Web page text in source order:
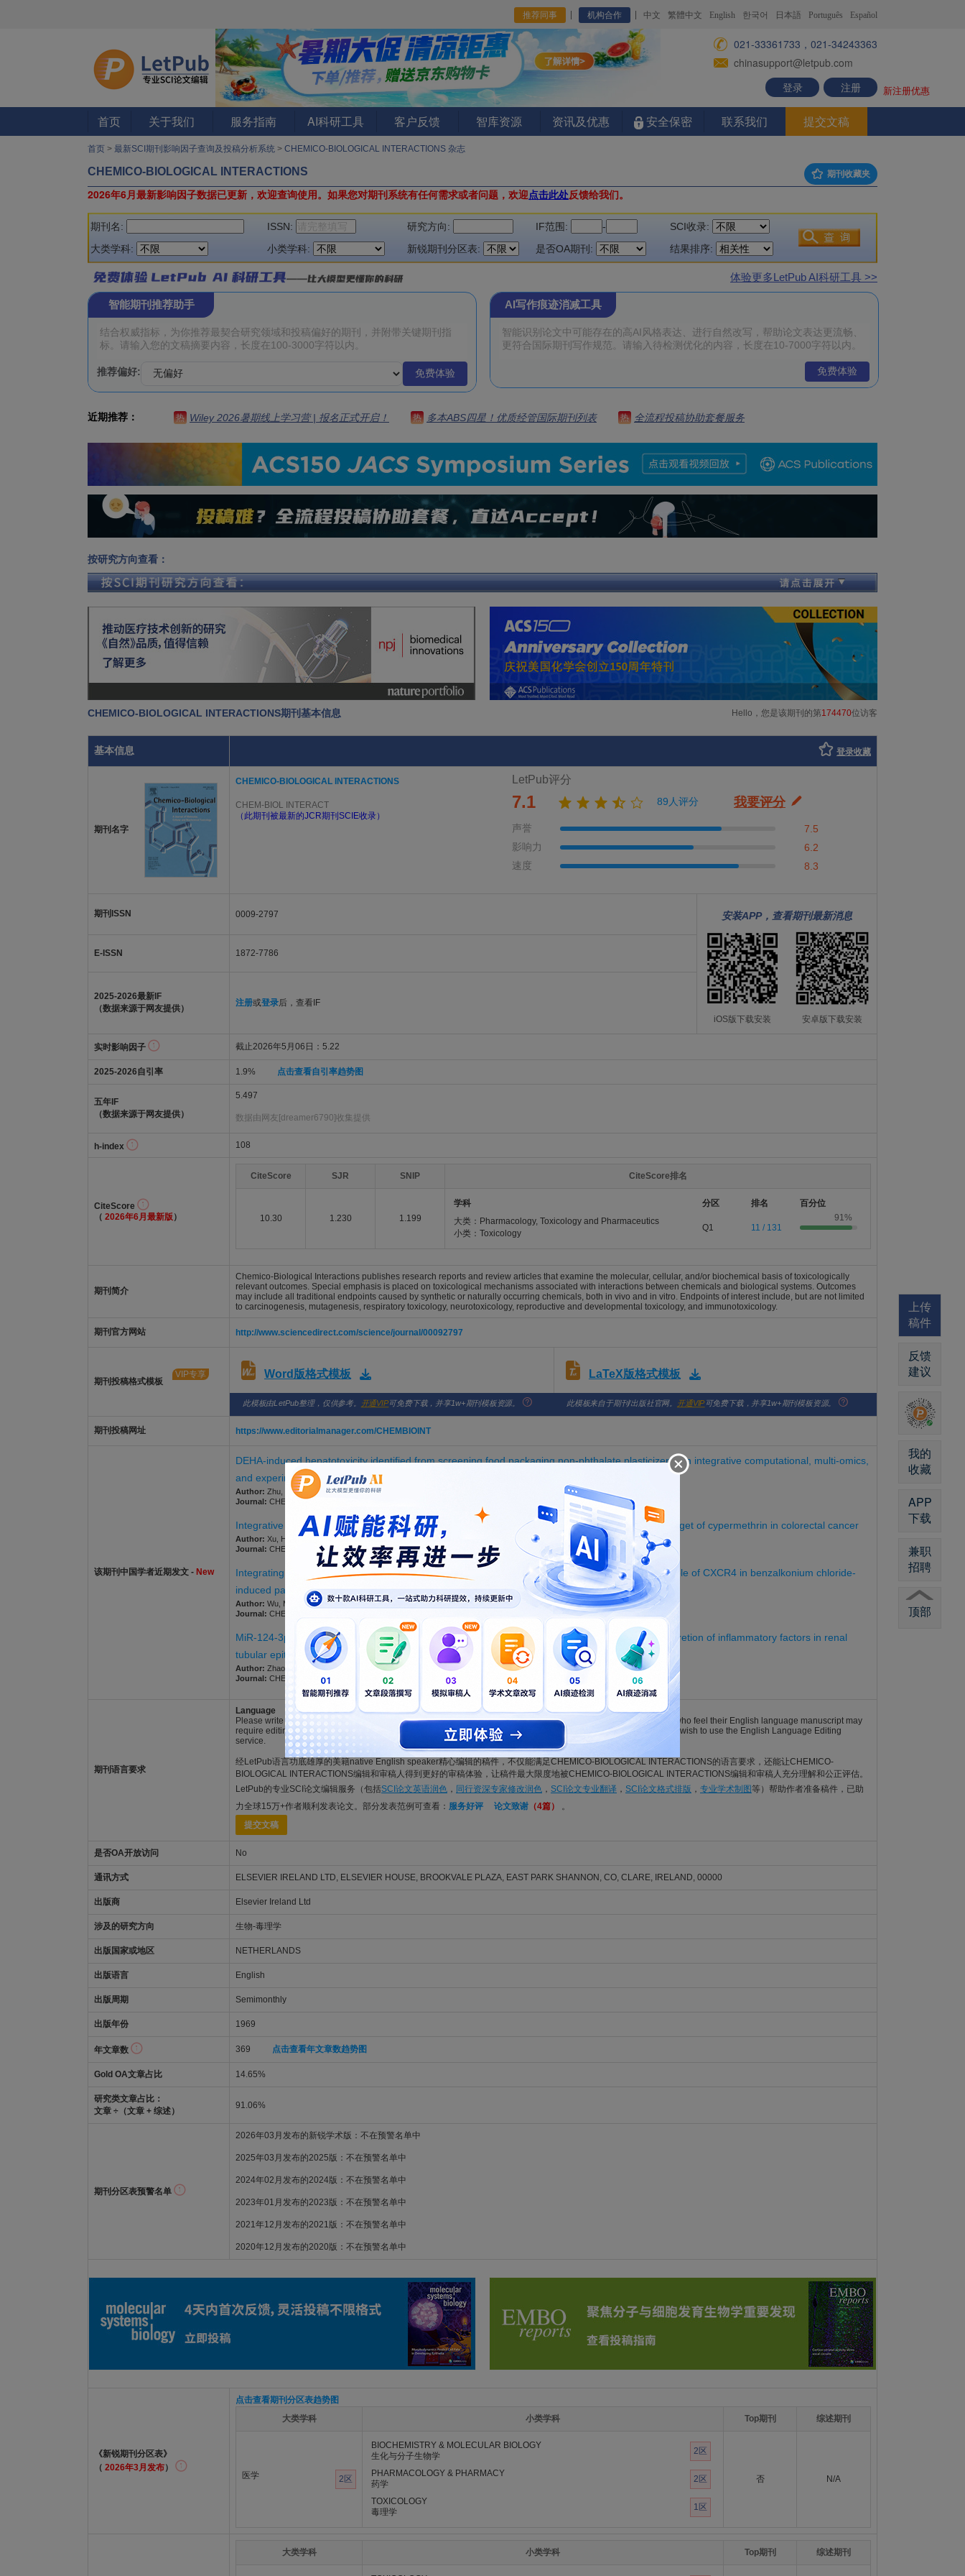
推荐同事 机构合作 中文 繁體中文 English 한국어 日本語 Português Español
021-33361733，021-34243363
chinasupport@letpub.com
登录
注册 新注册优惠
首页 关于我们 服务指南 AI科研工具 客户反馈 智库资源 资讯及优惠 安全保密 联系我们 提交文稿
首页 > 最新SCI期刊影响因子查询及投稿分析系统 > CHEMICO-BIOLOGICAL INTERACTIONS 杂志
CHEMICO-BIOLOGICAL INTERACTIONS 期刊收藏夹
2026年6月最新影响因子数据已更新，欢迎查询使用。 如果您对期刊系统有任何需求或者问题，欢迎点击此处反馈给我们。
期刊名: ISSN: 研究方向: IF范围: -
SCI收录:
大类学科:
小类学科: 新锐期刊分区表: 是否OA期刊: 结果排序:
体验更多LetPub AI科研工具 >>
智能期刊推荐助手
推荐偏好: 免费体验
AI写作痕迹消减工具
免费体验
近期推荐： 热 Wiley 2026暑期线上学习营 | 报名正式开启！ 热 多本ABS四星！优质经管国际期刊列表 热 全流程投稿协助套餐服务
按研究方向查看：
CHEMICO-BIOLOGICAL INTERACTIONS期刊基本信息 Hello，您是该期刊的第174470位访客
基本信息 登录收藏
期刊名字
CHEMICO-BIOLOGICAL INTERACTIONS
CHEM-BIOL INTERACT
（此期刊被最新的JCR期刊SCIE收录）
LetPub评分
7.1 89人评分 我要评分
声誉
7.5
影响力
6.2
速度
8.3
期刊ISSN 0009-2797 安装APP，查看期刊最新消息
iOS版下载安装 安卓版下载安装
E-ISSN 1872-7786
2025-2026最新IF
（数据来源于网友提供）
注册或登录后，查看IF
实时影响因子 截止2026年5月06日：5.22
2025-2026自引率 1.9% 点击查看自引率趋势图
五年IF
（数据来源于网友提供）
5.497
数据由网友[dreamer6790]收集提供
h-index 108
CiteScore
（ 2026年6月最新版 ）
CiteScore SJR SNIP CiteScore排名
10.30 1.230 1.199
学科 分区 排名
百分位
大类：Pharmacology, Toxicology and Pharmaceutics
小类：Toxicology
Q1 11 / 131
91%
期刊简介
Chemico-Biological Interactions publishes research reports and review articles that examine the molecular, cellular, and/or biochemical basis of toxicologically
relevant outcomes. Special emphasis is placed on toxicological mechanisms associated with interactions between chemicals and biological systems. Outcomes
may include all traditional endpoints caused by synthetic or naturally occurring chemicals, both in vivo and in vitro. Endpoints of interest include, but are not limited
to carcinogenesis, mutagenesis, respiratory toxicology, neurotoxicology, reproductive and developmental toxicology, and immunotoxicology.
期刊官方网站 http://www.sciencedirect.com/science/journal/00092797
期刊投稿格式模板
VIP专享 Word版格式模板 LaTeX版格式模板
此模板由LetPub整理，仅供参考。 开通VIP可免费下载，并享1w+期刊模板资源。 此模板来自于期刊/出版社官网。 开通VIP 可免费下载，并享1w+期刊模板资源。
期刊投稿网址 https://www.editorialmanager.com/CHEMBIOINT
该期刊中国学者近期发文 - New
DEHA-induced hepatotoxicity identified from screening food packaging non-phthalate plasticizers: An integrative computational, multi-omics,
and experimental exposure study
Author: Zhu, Yihao; Fu, Guixiang; Wang, Zhijie; Ding, Jin; Guo, Jianrong
Journal: CHEMICO-BIOLOGICAL INTERACTIONS. 2026; Vol. 436, Issue , pp. -. DOI: 10.1016/j.cbi.2026.112185
Integrative network toxicology and machine learning identify AKR1C3 as a candidate functional target of cypermethrin in colorectal cancer
Author: Xu, Houxi; Li, Xiaoxiao; Sun, Songxian; Wang, Xiaolong; Li, Yu
Journal: CHEMICO-BIOLOGICAL INTERACTIONS. 2026; Vol. 436, Issue , pp. -. DOI: 10.1016/j.cbi.2026.112183
Integrating network toxicology, molecular simulation and experimental validation to decipher the role of CXCR4 in benzalkonium chloride-
induced parakeratosis
Author: Wu, Mofan; Zhang, Shuai; Yan, Zhenyu; Yang, Jinfang; Yang, Huihui; Li, Jing; Huang, Zhenyao; Yuan, Jiali
Journal: CHEMICO-BIOLOGICAL INTERACTIONS. 2026; Vol. 436, Issue , pp. -. DOI: 10.1016/j.cbi.2026.112184
MiR-124-3p-regulated HMGB1 is involved in arsenic-induced renal fibrosis through promoting secretion of inflammatory factors in renal
tubular epithelial cells
Author: Zhao, Siqi; He, Lingling; Wang, Xiaohui; Xu, Shiqing; Yang, Miao; Hu, Xiuqian; Ma, Teng; Wang, Li; Li, Sheng
Journal: CHEMICO-BIOLOGICAL INTERACTIONS. 2026; Vol. 436, Issue , pp. -. DOI: 10.1016/j.cbi.2026.112176
期刊语言要求
Language
Please write your text in good English (American or British usage is accepted, but not a mixture of these). Authors who feel their English language manuscript may
require editing to eliminate possible grammatical or spelling errors and to conform to correct scientific English may wish to use the English Language Editing
service.
经LetPub语言功底雄厚的美籍native English speaker精心编辑的稿件，不仅能满足CHEMICO-BIOLOGICAL INTERACTIONS的语言要求，还能让CHEMICO-
BIOLOGICAL INTERACTIONS编辑和审稿人得到更好的审稿体验，让稿件最大限度地被CHEMICO-BIOLOGICAL INTERACTIONS编辑和审稿人充分理解和公正评估。
LetPub的专业SCI论文编辑服务（包括SCI论文英语润色 ， 同行资深专家修改润色 ， SCI论文专业翻译 ， SCI论文格式排版 ， 专业学术制图等）帮助作者准备稿件，已助
力全球15万+作者顺利发表论文。部分发表范例可查看： 服务好评 论文致谢 （4篇）
。
提交文稿
是否OA开放访问 No
通讯方式 ELSEVIER IRELAND LTD, ELSEVIER HOUSE, BROOKVALE PLAZA, EAST PARK SHANNON, CO, CLARE, IRELAND, 00000
出版商 Elsevier Ireland Ltd
涉及的研究方向 生物-毒理学
出版国家或地区 NETHERLANDS
出版语言 English
出版周期 Semimonthly
出版年份 1969
年文章数 369 点击查看年文章数趋势图
Gold OA文章占比 14.65%
研究类文章占比：
文章 ÷（文章 + 综述）
91.06%
期刊分区表预警名单
2026年03月发布的新锐学术版：不在预警名单中
2025年03月发布的2025版：不在预警名单中
2024年02月发布的2024版：不在预警名单中
2023年01月发布的2023版：不在预警名单中
2021年12月发布的2021版：不在预警名单中
2020年12月发布的2020版：不在预警名单中
《新锐期刊分区表》
（ 2026年3月发布）
点击查看期刊分区表趋势图
大类学科
小类学科 Top期刊 综述期刊
医学 2区
BIOCHEMISTRY & MOLECULAR BIOLOGY
生化与分子生物学
2区
PHARMACOLOGY & PHARMACY
药学
2区
TOXICOLOGY
毒理学
1区
否 N/A
大类学科 小类学科 Top期刊 综述期刊
上传
稿件
反馈
建议
我的
收藏
APP
下载
兼职
招聘
顶部